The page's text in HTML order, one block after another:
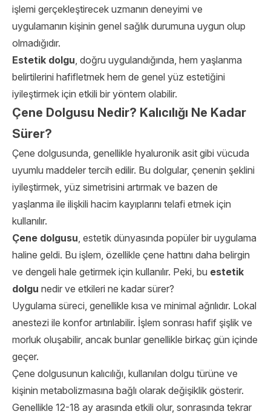
işlemi gerçekleştirecek uzmanın deneyimi ve
uygulamanın kişinin genel sağlık durumuna uygun olup
olmadığıdır.
Estetik dolgu, doğru uygulandığında, hem yaşlanma
belirtilerini hafifletmek hem de genel yüz estetiğini
iyileştirmek için etkili bir yöntem olabilir.
Çene Dolgusu Nedir? Kalıcılığı Ne Kadar
Sürer?
Çene dolgusunda, genellikle hyaluronik asit gibi vücuda
uyumlu maddeler tercih edilir. Bu dolgular, çenenin şeklini
iyileştirmek, yüz simetrisini artırmak ve bazen de
yaşlanma ile ilişkili hacim kayıplarını telafi etmek için
kullanılır.
Çene dolgusu, estetik dünyasında popüler bir uygulama
haline geldi. Bu işlem, özellikle çene hattını daha belirgin
ve dengeli hale getirmek için kullanılır. Peki, bu estetik
dolgu nedir ve etkileri ne kadar sürer?
Uygulama süreci, genellikle kısa ve minimal ağrılıdır. Lokal
anestezi ile konfor artırılabilir. İşlem sonrası hafif şişlik ve
morluk oluşabilir, ancak bunlar genellikle birkaç gün içinde
geçer.
Çene dolgusunun kalıcılığı, kullanılan dolgu türüne ve
kişinin metabolizmasına bağlı olarak değişiklik gösterir.
Genellikle 12-18 ay arasında etkili olur, sonrasında tekrar